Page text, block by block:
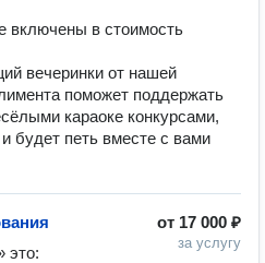
включены в стоимость
вечеринки от нашей
поможет поддержать
караоке конкурсами,
будет петь вместе с вами
от 17 000 ₽
за услугу
это: